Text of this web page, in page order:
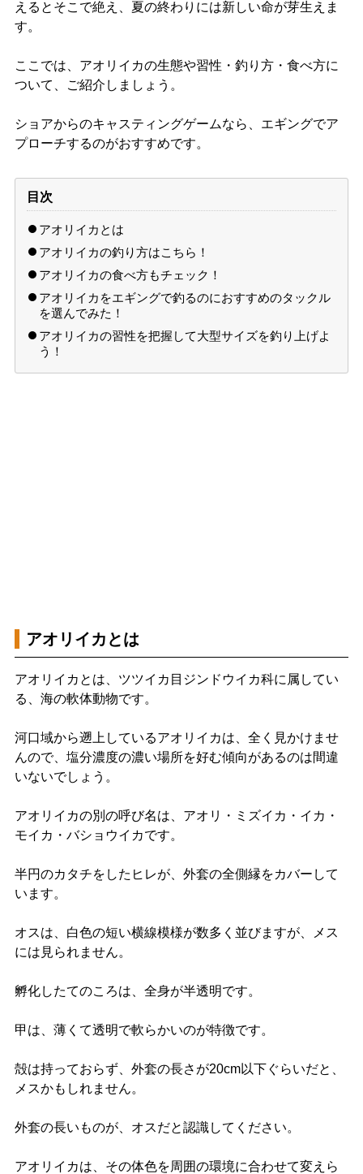
えるとそこで絶え、夏の終わりには新しい命が芽生えま
す。
ここでは、アオリイカの生態や習性・釣り方・食べ方に
ついて、ご紹介しましょう。
ショアからのキャスティングゲームなら、エギングでア
プローチするのがおすすめです。
目次
アオリイカとは
アオリイカの釣り方はこちら！
アオリイカの食べ方もチェック！
アオリイカをエギングで釣るのにおすすめのタックル
を選んでみた！
アオリイカの習性を把握して大型サイズを釣り上げよ
う！
アオリイカとは
アオリイカとは、ツツイカ目ジンドウイカ科に属してい
る、海の軟体動物です。
河口域から遡上しているアオリイカは、全く見かけませ
んので、塩分濃度の濃い場所を好む傾向があるのは間違
いないでしょう。
アオリイカの別の呼び名は、アオリ・ミズイカ・イカ・
モイカ・バショウイカです。
半円のカタチをしたヒレが、外套の全側縁をカバーして
います。
オスは、白色の短い横線模様が数多く並びますが、メス
には見られません。
孵化したてのころは、全身が半透明です。
甲は、薄くて透明で軟らかいのが特徴です。
殻は持っておらず、外套の長さが20cm以下ぐらいだと、
メスかもしれません。
外套の長いものが、オスだと認識してください。
アオリイカは、その体色を周囲の環境に合わせて変えら